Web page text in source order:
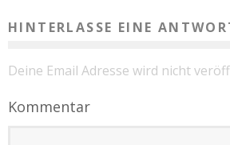
HINTERLASSE EINE
Deine Email Adresse wird nicht
Kommentar